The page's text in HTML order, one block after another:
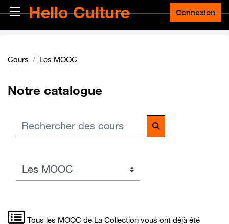
Passer au contenu principal
Panneau latéral
Hello Culture Connexion
Cours Les MOOC
Notre catalogue
Rechercher des cours
Rechercher des
Catégories de cours
Tous les MOOC de La Collection vous ont déjà été